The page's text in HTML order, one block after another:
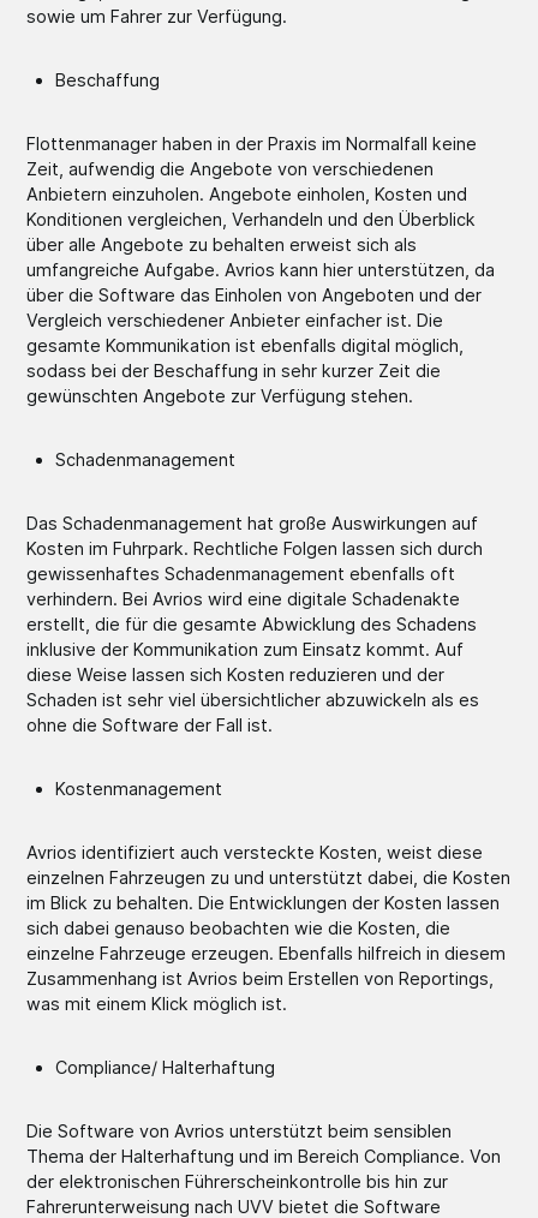
sowie um Fahrer zur Verfügung.
Beschaffung
Flottenmanager haben in der Praxis im Normalfall keine
Zeit, aufwendig die Angebote von verschiedenen
Anbietern einzuholen. Angebote einholen, Kosten und
Konditionen vergleichen, Verhandeln und den Überblick
über alle Angebote zu behalten erweist sich als
umfangreiche Aufgabe. Avrios kann hier unterstützen, da
über die Software das Einholen von Angeboten und der
Vergleich verschiedener Anbieter einfacher ist. Die
gesamte Kommunikation ist ebenfalls digital möglich,
sodass bei der Beschaffung in sehr kurzer Zeit die
gewünschten Angebote zur Verfügung stehen.
Schadenmanagement
Das Schadenmanagement hat große Auswirkungen auf
Kosten im Fuhrpark. Rechtliche Folgen lassen sich durch
gewissenhaftes Schadenmanagement ebenfalls oft
verhindern. Bei Avrios wird eine digitale Schadenakte
erstellt, die für die gesamte Abwicklung des Schadens
inklusive der Kommunikation zum Einsatz kommt. Auf
diese Weise lassen sich Kosten reduzieren und der
Schaden ist sehr viel übersichtlicher abzuwickeln als es
ohne die Software der Fall ist.
Kostenmanagement
Avrios identifiziert auch versteckte Kosten, weist diese
einzelnen Fahrzeugen zu und unterstützt dabei, die Kosten
im Blick zu behalten. Die Entwicklungen der Kosten lassen
sich dabei genauso beobachten wie die Kosten, die
einzelne Fahrzeuge erzeugen. Ebenfalls hilfreich in diesem
Zusammenhang ist Avrios beim Erstellen von Reportings,
was mit einem Klick möglich ist.
Compliance/ Halterhaftung
Die Software von Avrios unterstützt beim sensiblen
Thema der Halterhaftung und im Bereich Compliance. Von
der elektronischen Führerscheinkontrolle bis hin zur
Fahrerunterweisung nach UVV bietet die Software